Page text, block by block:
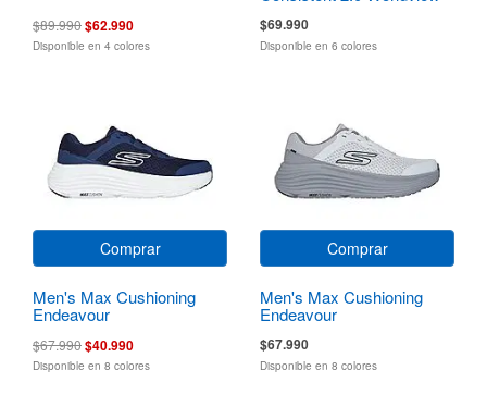
$89.990$62.990
Disponible en 4 colores
$69.990
Disponible en 6 colores
Comprar
Men's Max Cushioning
Endeavour
$67.990$40.990
Disponible en 8 colores
Comprar
Men's Max Cushioning
Endeavour
$67.990
Disponible en 8 colores